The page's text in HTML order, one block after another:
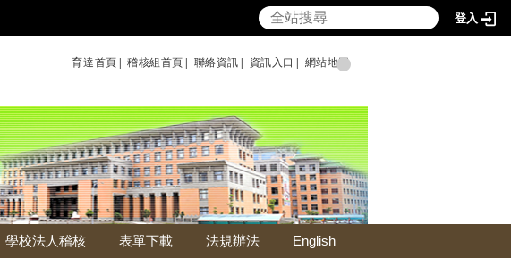
登入
育達首頁| 稽核組首頁| 聯絡資訊| 資訊入口| 網站地圖
學校法人稽核 表單下載 法規辦法 English